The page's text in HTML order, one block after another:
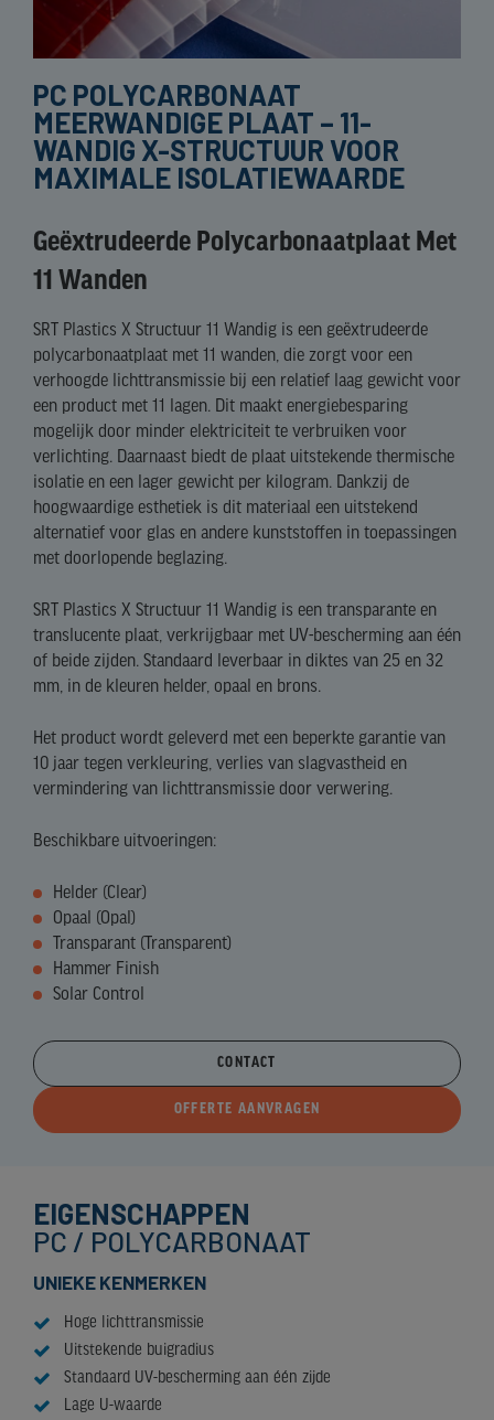
PC POLYCARBONAAT
MEERWANDIGE PLAAT – 11-
WANDIG X-STRUCTUUR VOOR
MAXIMALE ISOLATIEWAARDE
Geëxtrudeerde Polycarbonaatplaat Met
11 Wanden
SRT Plastics X Structuur 11 Wandig is een geëxtrudeerde
polycarbonaatplaat met 11 wanden, die zorgt voor een
verhoogde lichttransmissie bij een relatief laag gewicht voor
een product met 11 lagen. Dit maakt energiebesparing
mogelijk door minder elektriciteit te verbruiken voor
verlichting. Daarnaast biedt de plaat uitstekende thermische
isolatie en een lager gewicht per kilogram. Dankzij de
hoogwaardige esthetiek is dit materiaal een uitstekend
alternatief voor glas en andere kunststoffen in toepassingen
met doorlopende beglazing.
SRT Plastics X Structuur 11 Wandig is een transparante en
translucente plaat, verkrijgbaar met UV-bescherming aan één
of beide zijden. Standaard leverbaar in diktes van 25 en 32
mm, in de kleuren helder, opaal en brons.
Het product wordt geleverd met een beperkte garantie van
10 jaar tegen verkleuring, verlies van slagvastheid en
vermindering van lichttransmissie door verwering.
Beschikbare uitvoeringen:
Helder (Clear)
Opaal (Opal)
Transparant (Transparent)
Hammer Finish
Solar Control
CONTACT
OFFERTE AANVRAGEN
EIGENSCHAPPEN
PC / POLYCARBONAAT
UNIEKE KENMERKEN
Hoge lichttransmissie
Uitstekende buigradius
Standaard UV-bescherming aan één zijde
Lage U-waarde